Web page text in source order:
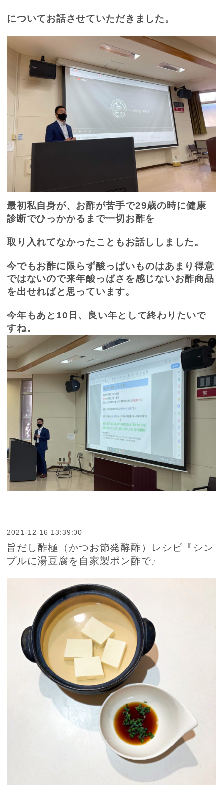
についてお話させていただきました。
最初私自身が、お酢が苦手で29歳の時に健康
診断でひっかかるまで一切お酢を
取り入れてなかったこともお話ししました。
今でもお酢に限らず酸っぱいものはあまり得意
ではないので来年酸っぱさを感じないお酢商品
を出せればと思っています。
今年もあと 10 日、良い年として終わりたいで
すね。
2021-12-16 13:39:00
旨だし酢極（かつお節発酵酢）レシピ『シン
プルに湯豆腐を自家製ポン酢で』